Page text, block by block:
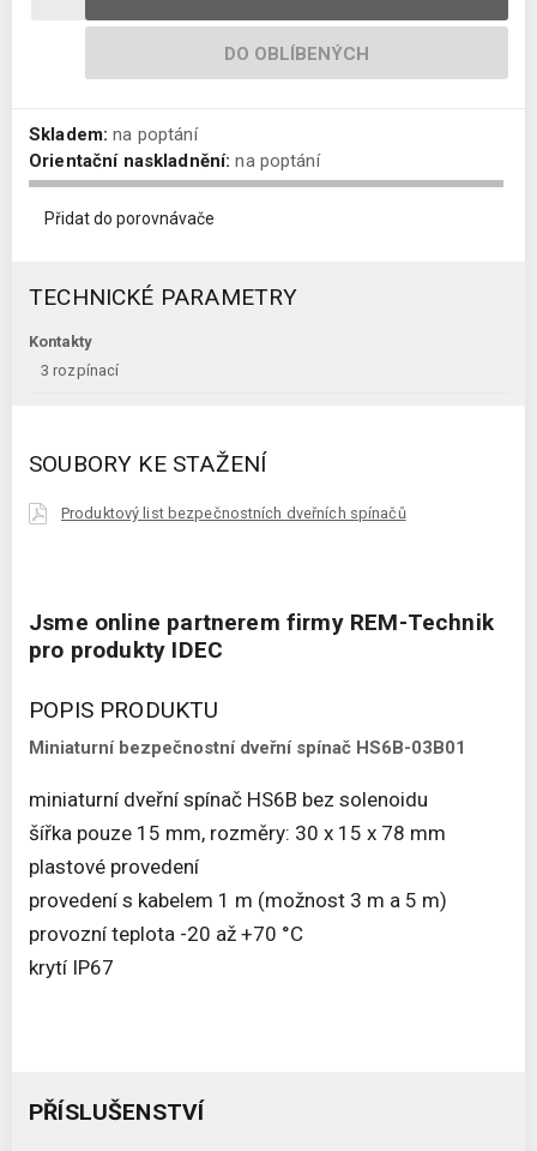
DO OBLÍBENÝCH
Skladem: na poptání
Orientační naskladnění: na poptání
Přidat do porovnávače
TECHNICKÉ PARAMETRY
Kontakty
3 rozpínací
SOUBORY KE STAŽENÍ
Produktový list bezpečnostních dveřních spínačů
Jsme online partnerem firmy REM-Technik
pro produkty IDEC
POPIS PRODUKTU
Miniaturní bezpečnostní dveřní spínač HS6B-03B01
miniaturní dveřní spínač HS6B bez solenoidu
šířka pouze 15 mm, rozměry: 30 x 15 x 78 mm
plastové provedení
provedení s kabelem 1 m (možnost 3 m a 5 m)
provozní teplota -20 až +70 °C
krytí IP67
PŘÍSLUŠENSTVÍ